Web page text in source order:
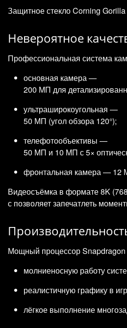
Защитное стекло Corning
Невероятное
Профессиональная система
основная камера —
200 МП для
ультраширокоугольная —
50 МП (угол обзора 120°);
телефотообъективы —
50 МП и 10 МП с 5×
фронтальная камера — 12
Видеосъёмка в формате 8K
с позволяет запечатлеть
Мощный процессор Snapdragon
молниеносную работу
реалистичную графику в
лёгкое выполнение